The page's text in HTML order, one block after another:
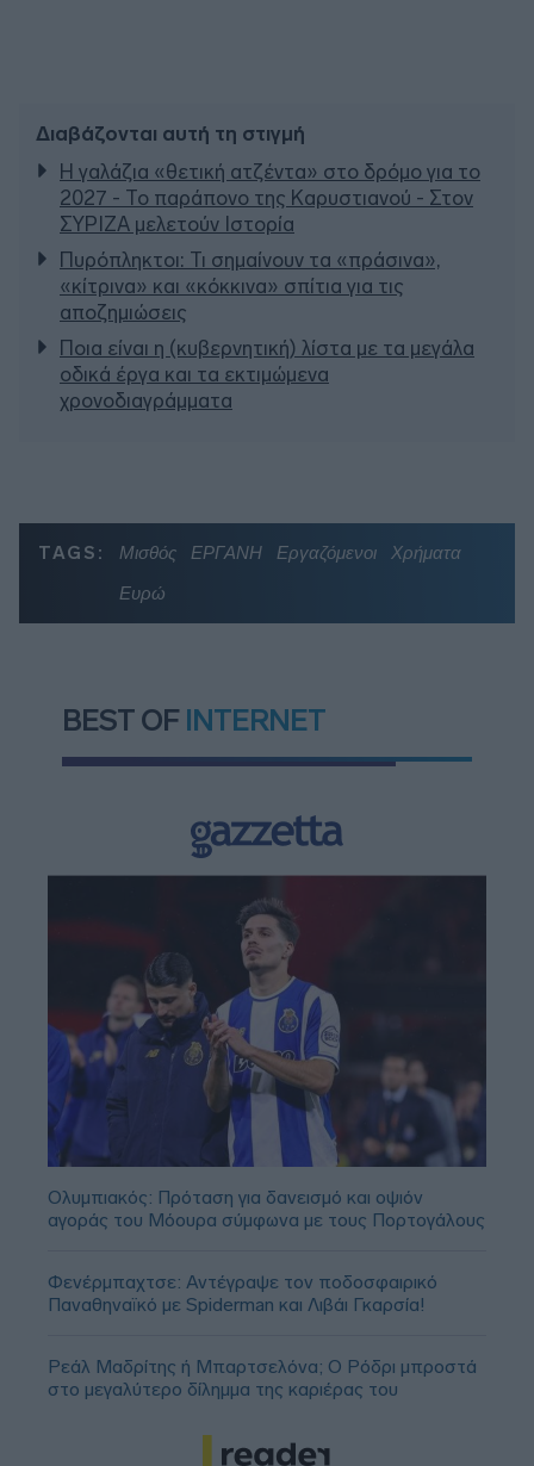
Διαβάζονται αυτή τη στιγμή
Η γαλάζια «θετική ατζέντα» στο δρόμο για το
2027 - Το παράπονο της Καρυστιανού - Στον
ΣΥΡΙΖΑ μελετούν Ιστορία
Πυρόπληκτοι: Τι σημαίνουν τα «πράσινα»,
«κίτρινα» και «κόκκινα» σπίτια για τις
αποζημιώσεις
Ποια είναι η (κυβερνητική) λίστα με τα μεγάλα
οδικά έργα και τα εκτιμώμενα
χρονοδιαγράμματα
TAGS: Μισθός ΕΡΓΑΝΗ Εργαζόμενοι
Χρήματα
Ευρώ
BEST OF INTERNET
Ολυμπιακός: Πρόταση για δανεισμό και οψιόν
αγοράς του Μόουρα σύμφωνα με τους Πορτογάλους
Φενέρμπαχτσε: Αντέγραψε τον ποδοσφαιρικό
Παναθηναϊκό με Spiderman και Λιβάι Γκαρσία!
Ρεάλ Μαδρίτης ή Μπαρτσελόνα; Ο Ρόδρι μπροστά
στο μεγαλύτερο δίλημμα της καριέρας του